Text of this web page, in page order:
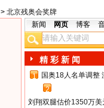
> 北京残奥会奖牌
新闻 网页 博客
精 彩 新 闻
1
国奥18人名单调整
2
刘翔双腿估价1350万